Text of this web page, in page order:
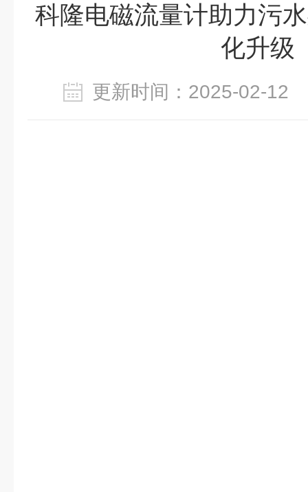
科隆电磁流量计助力污
化升级
更新时间：2025-02-